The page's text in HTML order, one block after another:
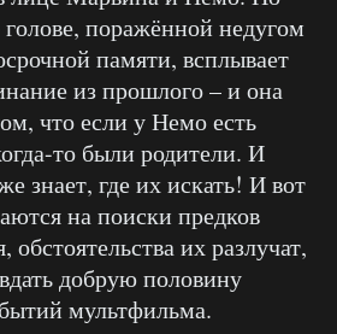
поражённой недугом
памяти, всплывает
из прошлого – и она
что если у Немо есть
то были родители. И
знает, где их искать! И вот
на поиски предков
их разлучат,
добрую половину
мультфильма.